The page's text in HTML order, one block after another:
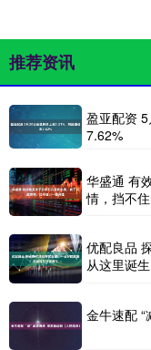
推荐资讯
盈亚配资
7.62%
华盛通 有
情，挡不
优配良品
从这里诞生
金牛速配 “